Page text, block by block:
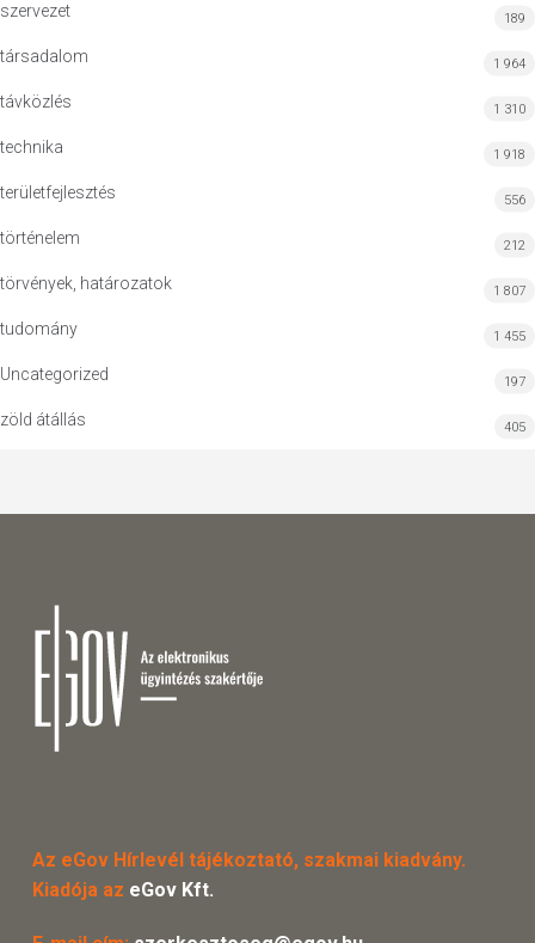
szervezet 189
társadalom 1 964
távközlés 1 310
technika 1 918
területfejlesztés 556
történelem 212
törvények, határozatok 1 807
tudomány 1 455
Uncategorized 197
zöld átállás 405
Az eGov Hírlevél tájékoztató, szakmai kiadvány.
Kiadója az eGov Kft.